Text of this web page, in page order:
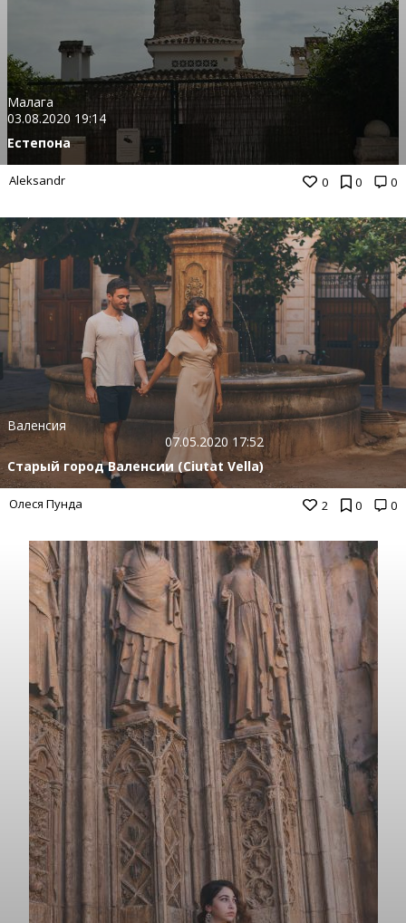
0 0 0
Малага
03.08.2020 19:14
Естепона
Aleksandr
2 0 0
Валенсия
07.05.2020 17:52
Старый город Валенсии (Ciutat Vella)
Олеся Пунда